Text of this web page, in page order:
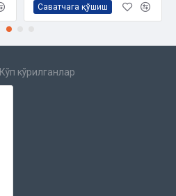
Саватчага қўшиш
Кўп кўрилганлар